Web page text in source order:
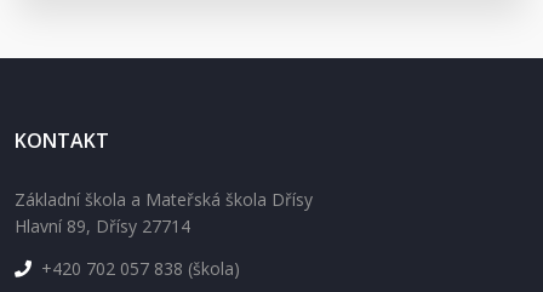
KONTAKT
Základní škola a Mateřská škola Dřísy
Hlavní 89, Dřísy 27714
+420 702 057 838 (škola)